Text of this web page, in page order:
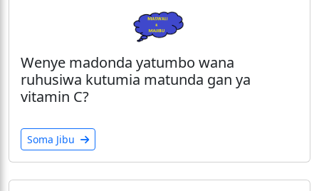
Wenye madonda yatumbo wana
ruhusiwa kutumia matunda gan ya
vitamin C?
Soma Jibu